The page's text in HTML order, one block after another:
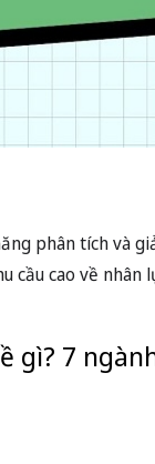
phân tích và
cầu cao về
gì? 7